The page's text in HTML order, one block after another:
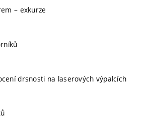
– exkurze
drsnosti na laserových výpalcích